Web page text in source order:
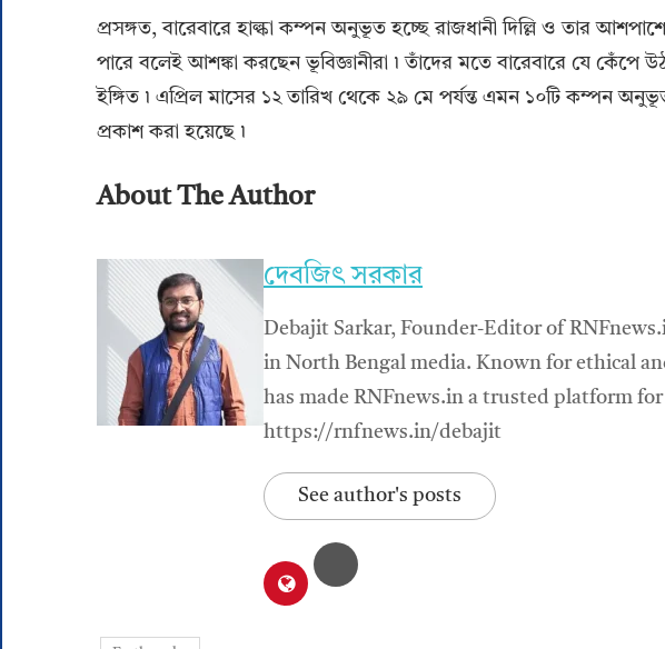
প্রসঙ্গত, বারেবারে হাল্কা কম্পন অনুভূত হচ্ছে রাজধানী দিল্লি ও তার
পারে বলেই আশঙ্কা করছেন ভূবিজ্ঞানীরা ৷ তাঁদের মতে বারেবারে যে কেঁপে
ইঙ্গিত ৷ এপ্রিল মাসের ১২ তারিখ থেকে ২৯ মে পর্যন্ত এমন ১০টি কম্পন
প্রকাশ করা হয়েছে ৷
About The Author
দেবজিৎ সরকার
Debajit Sarkar, Founder-Editor of
in North Bengal media. Known for ethical
has made RNFnews.in a trusted platform
https://rnfnews.in/debajit
See author's posts